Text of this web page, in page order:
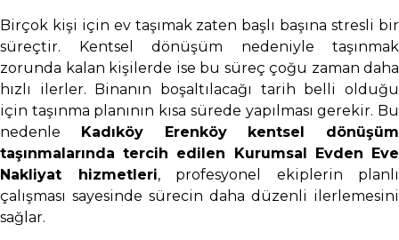
Birçok kişi için ev taşımak zaten başlı başına stresli bir
süreçtir. Kentsel dönüşüm nedeniyle taşınmak
zorunda kalan kişilerde ise bu süreç çoğu zaman daha
hızlı ilerler. Binanın boşaltılacağı tarih belli olduğu
için taşınma planının kısa sürede yapılması gerekir. Bu
nedenle
Kadıköy Erenköy kentsel dönüşüm
taşınmalarında tercih edilen Kurumsal Evden Eve
Nakliyat hizmetleri, profesyonel ekiplerin planlı
çalışması sayesinde sürecin daha düzenli ilerlemesini
sağlar.